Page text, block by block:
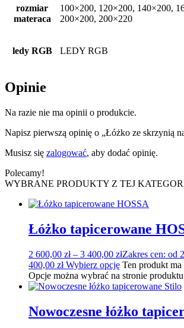
rozmiar
materaca
100×200, 120×200, 140×200,
200×200, 200×220
ledy RGB LEDY RGB
Opinie
Na razie nie ma opinii o produkcie.
Napisz pierwszą opinię o „Łóżko ze skrzynią
Musisz się zalogować, aby dodać opinię.
Polecamy!
WYBRANE PRODUKTY Z TEJ
Łóżko tapicerowane
2 600,00 zł – 3 400,00 złZakres cen: od
400,00 zł Wybierz opcję Ten produkt
Opcje można wybrać na stronie produktu
Nowoczesne łóżko